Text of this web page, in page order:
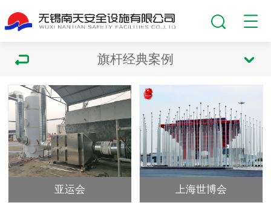
旗杆经典案例
亚运会 上海世博会